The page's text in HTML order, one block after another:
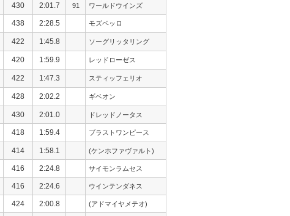
430 2:01.7 91 ワールドウインズ
438 2:28.5 モズベッロ
422 1:45.8 ソーグリッタリング
420 1:59.9 レッドローゼス
422 1:47.3 スティッフェリオ
428 2:02.2 ギベオン
430 2:01.0 ドレッドノータス
418 1:59.4 ブラストワンピース
414 1:58.1 (ケンホファヴァルト)
416 2:24.8 サイモンラムセス
416 2:24.6 ウインテンダネス
424 2:00.8 (アドマイヤメテオ)